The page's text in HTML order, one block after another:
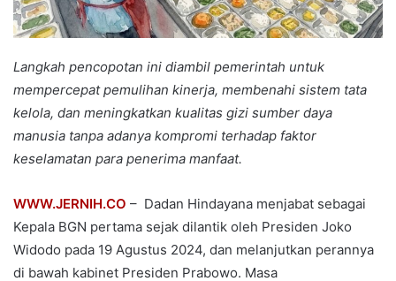
Langkah pencopotan ini diambil pemerintah untuk
mempercepat pemulihan kinerja, membenahi sistem tata
kelola, dan meningkatkan kualitas gizi sumber daya
manusia tanpa adanya kompromi terhadap faktor
keselamatan para penerima manfaat.
WWW.JERNIH.CO – Dadan Hindayana menjabat sebagai
Kepala BGN pertama sejak dilantik oleh Presiden Joko
Widodo pada 19 Agustus 2024, dan melanjutkan perannya
di bawah kabinet Presiden Prabowo. Masa